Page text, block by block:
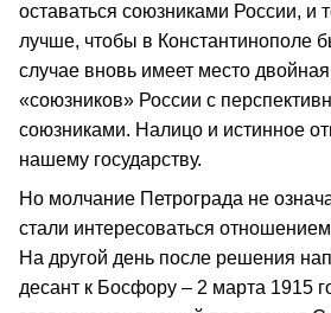
оставаться союзниками Рос­сии, и
лучше, чтобы в Константинополе
случае вновь имеет место двойная
«союзников» России с
союзниками. Налицо и истинное
нашему государству.
Но молчание Петрограда не
стали интересоваться
На другой день после решения
десант к Босфору – 2 марта 1915